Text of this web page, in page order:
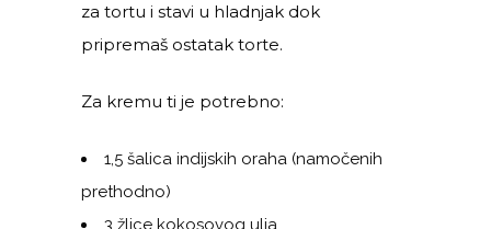
za tortu i stavi u hladnjak dok
pripremaš ostatak torte.
Za kremu ti je potrebno:
1,5 šalica indijskih oraha (namočenih
prethodno)
3 žlice kokosovog ulja